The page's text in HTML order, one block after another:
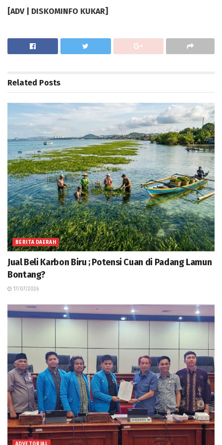
[ADV | DISKOMINFO KUKAR]
Related Posts
BERITA DAERAH
Jual Beli Karbon Biru ; Potensi Cuan di Padang Lamun
Bontang?
17/07/2026